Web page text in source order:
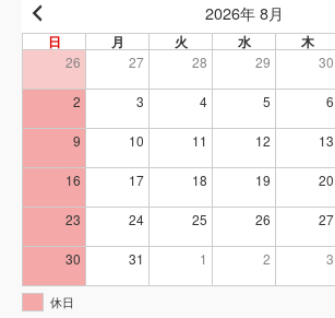
2026年 8月
日 月 火 水 木
26 27 28 29 30
2 3 4 5 6
9 10 11 12 13
16 17 18 19 20
23 24 25 26 27
30 31 1 2 3
休日